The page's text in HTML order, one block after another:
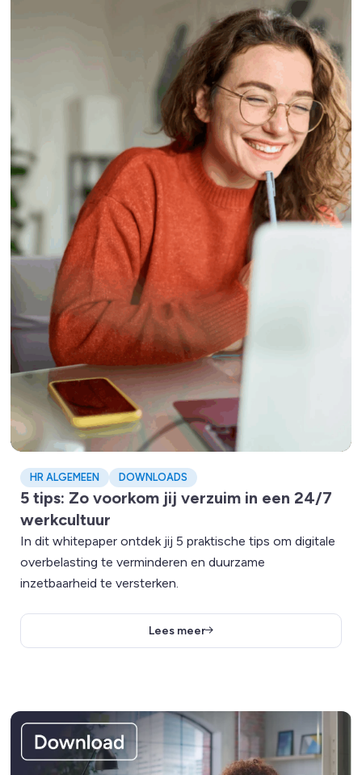
HR ALGEMEEN DOWNLOADS
5 tips: Zo voorkom jij verzuim in een 24/7
werkcultuur
In dit whitepaper ontdek jij 5 praktische tips om digitale
overbelasting te verminderen en duurzame
inzetbaarheid te versterken.
Lees meer
Lees meer over HR Prompt Gids: De 25 beste Ai-prompts